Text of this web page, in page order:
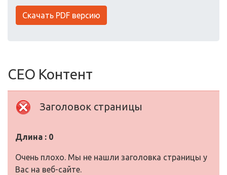
Скачать PDF версию
СЕО Контент
Заголовок страницы
Длина : 0
Очень плохо. Мы не нашли заголовка страницы у
Вас на веб-сайте.